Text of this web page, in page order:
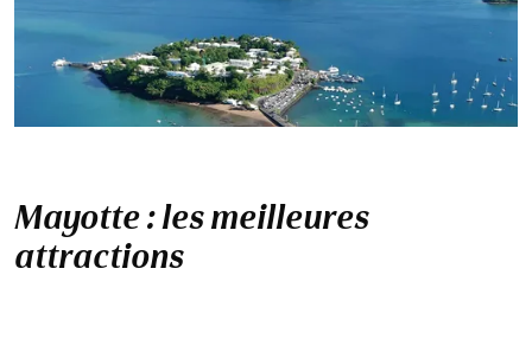
Mayotte : les meilleures
attractions